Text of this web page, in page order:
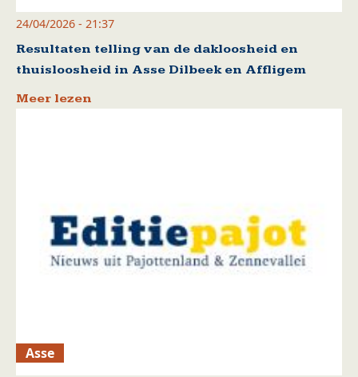
24/04/2026 - 21:37
Resultaten telling van de dakloosheid en
thuisloosheid in Asse Dilbeek en Affligem
Meer lezen
Asse